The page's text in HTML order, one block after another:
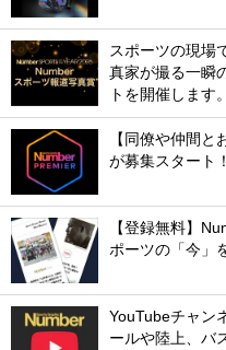
スポーツの現場
真家が撮る一瞬
トを開催します
【同僚や仲間
が募集スタート！
【登録無料】
ポーツの「今」
YouTubeチャン
ールや陸上、バ